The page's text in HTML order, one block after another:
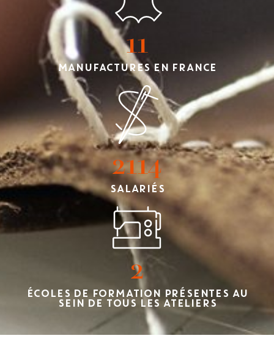
11
MANUFACTURES EN FRANCE
2114
SALARIÉS
2
ÉCOLES DE FORMATION PRÉSENTES AU
SEIN DE TOUS LES ATELIERS